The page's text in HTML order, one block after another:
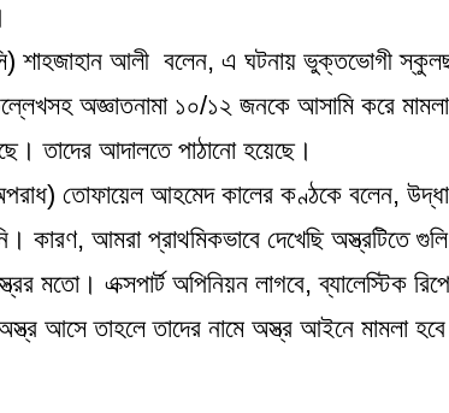
শাহজাহান আলী বলেন, এ ঘটনায় ভুক্তভোগী
অজ্ঞাতনামা ১০/১২ জনকে আসামি করে
তাদের আদালতে পাঠানো হয়েছে।
তোফায়েল আহমেদ কালের কণ্ঠকে বলেন,
কারণ, আমরা প্রাথমিকভাবে দেখেছি অস্ত্রটিতে গুলি
মতো। এক্সপার্ট অপিনিয়ন লাগবে, ব্যালেস্টিক
অস্ত্র আসে তাহলে তাদের নামে অস্ত্র আইনে মামলা